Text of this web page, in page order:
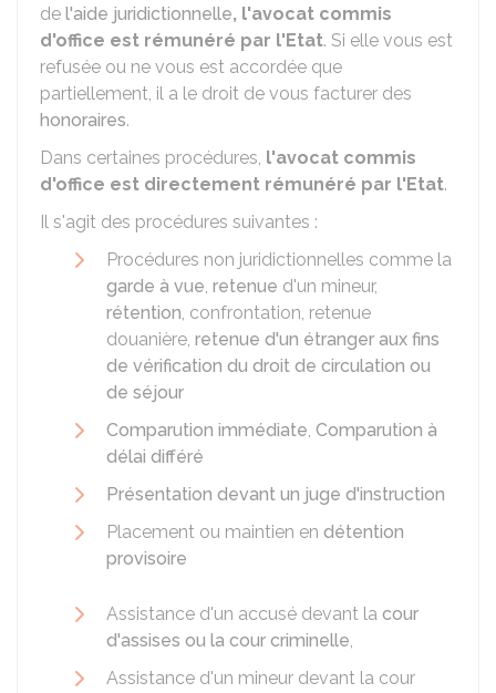
de l'aide juridictionnelle, l'avocat commis
d'office est rémunéré par l'Etat. Si elle vous est
refusée ou ne vous est accordée que
partiellement, il a le droit de vous facturer des
honoraires.
Dans certaines procédures, l'avocat commis
d'office est directement rémunéré par l'Etat.
Il s'agit des procédures suivantes :
Procédures non juridictionnelles comme la
garde à vue, retenue d'un mineur,
rétention, confrontation, retenue
douanière, retenue d'un étranger aux fins
de vérification du droit de circulation ou
de séjour
Comparution immédiate, Comparution à
délai différé
Présentation devant un juge d'instruction
Placement ou maintien en détention
provisoire
Assistance d'un accusé devant la cour
d'assises ou la cour criminelle,
Assistance d'un mineur devant la cour